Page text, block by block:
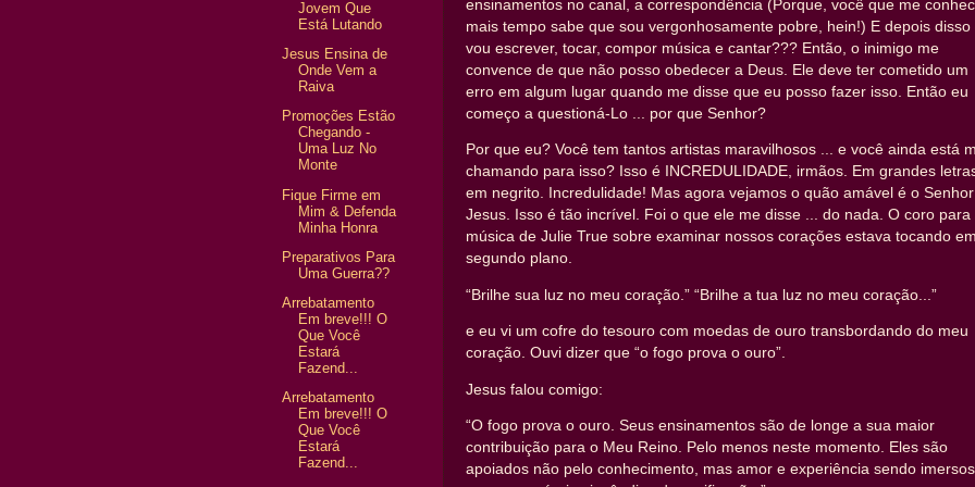
ensinamentos no canal, a correspondência (Porque, você que me
mais tempo sabe que sou vergonhosamente pobre, hein!) E depois disso
vou escrever, tocar, compor música e cantar??? Então, o inimigo me
convence de que não posso obedecer a Deus. Ele deve ter cometido um
erro em algum lugar quando me disse que eu posso fazer isso. Então eu
começo a questioná-Lo ... por que Senhor?
Por que eu? Você tem tantos artistas maravilhosos ... e você ainda está
chamando para isso? Isso é INCREDULIDADE, irmãos. Em grandes
em negrito. Incredulidade! Mas agora vejamos o quão amável é o Senhor
Jesus. Isso é tão incrível. Foi o que ele me disse ... do nada. O coro para
música de Julie True sobre examinar nossos corações estava tocando em
segundo plano.
“Brilhe sua luz no meu coração.” “Brilhe a tua luz no meu coração...”
e eu vi um cofre do tesouro com moedas de ouro transbordando do meu
coração. Ouvi dizer que “o fogo prova o ouro”.
Jesus falou comigo:
“O fogo prova o ouro. Seus ensinamentos são de longe a sua maior
contribuição para o Meu Reino. Pelo menos neste momento. Eles são
apoiados não pelo conhecimento, mas amor e experiência sendo imersos
Jovem Que
Está Lutando
Jesus Ensina de
Onde Vem a
Raiva
Promoções Estão
Chegando -
Uma Luz No
Monte
Fique Firme em
Mim & Defenda
Minha Honra
Preparativos Para
Uma Guerra??
Arrebatamento
Em breve!!! O
Que Você
Estará
Fazend...
Arrebatamento
Em breve!!! O
Que Você
Estará
Fazend...